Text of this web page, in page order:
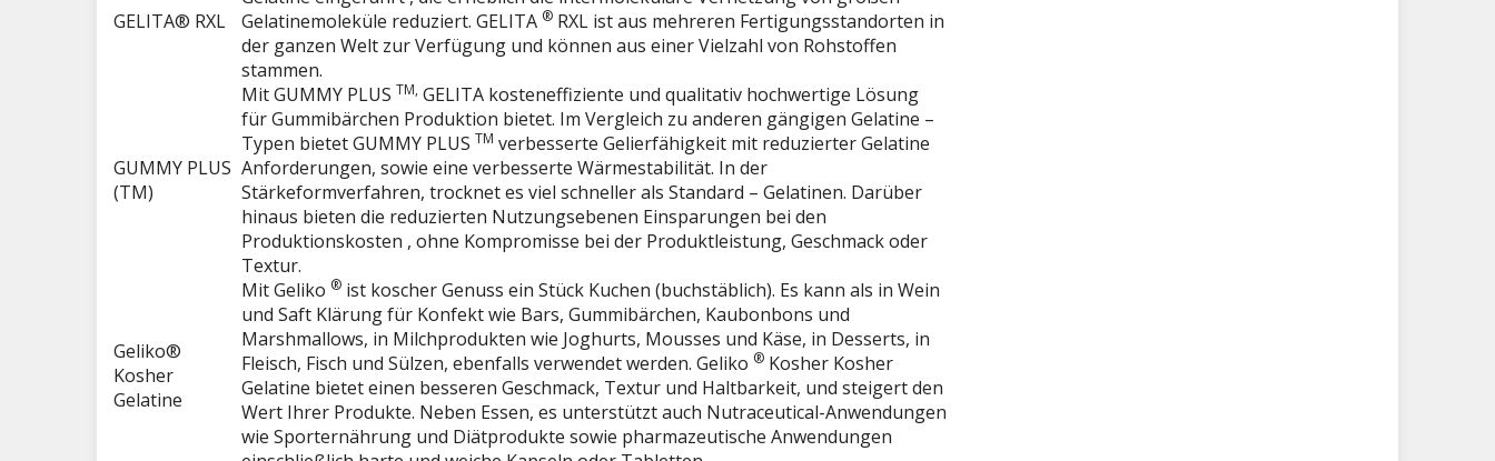
GELITA® RXL
Gelatinemoleküle reduziert. GELITA ® RXL ist aus mehreren Fertigungsstandorten in
der ganzen Welt zur Verfügung und können aus einer Vielzahl von Rohstoffen
stammen.
GUMMY PLUS
(TM)
Mit GUMMY PLUS TM, GELITA kosteneffiziente und qualitativ hochwertige Lösung
für Gummibärchen Produktion bietet. Im Vergleich zu anderen gängigen Gelatine –
Typen bietet GUMMY PLUS TM verbesserte Gelierfähigkeit mit reduzierter Gelatine
Anforderungen, sowie eine verbesserte Wärmestabilität. In der
Stärkeformverfahren, trocknet es viel schneller als Standard – Gelatinen. Darüber
hinaus bieten die reduzierten Nutzungsebenen Einsparungen bei den
Produktionskosten , ohne Kompromisse bei der Produktleistung, Geschmack oder
Textur.
Geliko®
Kosher
Gelatine
Mit Geliko ® ist koscher Genuss ein Stück Kuchen (buchstäblich). Es kann als in Wein
und Saft Klärung für Konfekt wie Bars, Gummibärchen, Kaubonbons und
Marshmallows, in Milchprodukten wie Joghurts, Mousses und Käse, in Desserts, in
Fleisch, Fisch und Sülzen, ebenfalls verwendet werden. Geliko ® Kosher Kosher
Gelatine bietet einen besseren Geschmack, Textur und Haltbarkeit, und steigert den
Wert Ihrer Produkte. Neben Essen, es unterstützt auch Nutraceutical-Anwendungen
wie Sporternährung und Diätprodukte sowie pharmazeutische Anwendungen